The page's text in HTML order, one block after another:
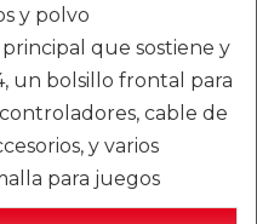
y polvo
que sostiene y
un bolsillo frontal para
cable de
y varios
para juegos